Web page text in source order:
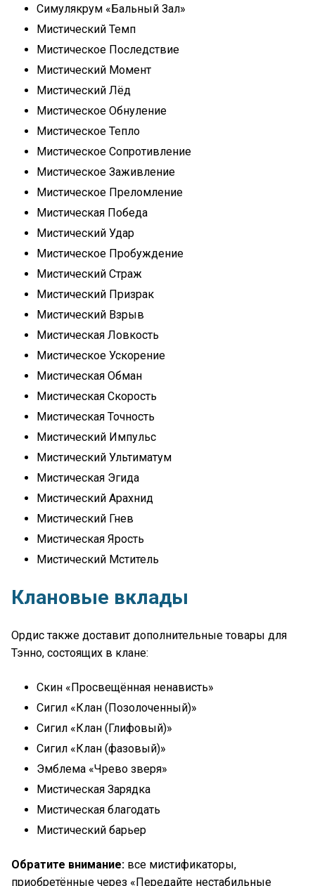
Симулякрум «Бальный Зал»
Мистический Темп
Мистическое Последствие
Мистический Момент
Мистический Лёд
Мистическое Обнуление
Мистическое Тепло
Мистическое Сопротивление
Мистическое Заживление
Мистическое Преломление
Мистическая Победа
Мистический Удар
Мистическое Пробуждение
Мистический Страж
Мистический Призрак
Мистический Взрыв
Мистическая Ловкость
Мистическое Ускорение
Мистическая Обман
Мистическая Скорость
Мистическая Точность
Мистический Импульс
Мистический Ультиматум
Мистическая Эгида
Мистический Арахнид
Мистический Гнев
Мистическая Ярость
Мистический Мститель
Клановые вклады
Ордис также доставит дополнительные товары для
Тэнно, состоящих в клане:
Скин «Просвещённая ненависть»
Сигил «Клан (Позолоченный)»
Сигил «Клан (Глифовый)»
Сигил «Клан (фазовый)»
Эмблема «Чрево зверя»
Мистическая Зарядка
Мистическая благодать
Мистический барьер
Обратите внимание: все мистификаторы,
приобретённые через «Передайте нестабильные